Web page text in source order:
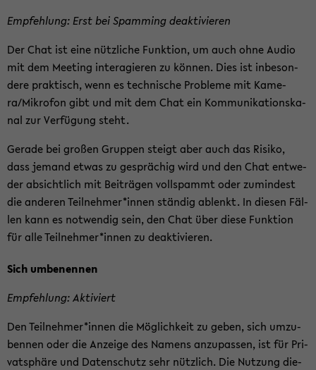
Emp­feh­lung: Erst bei Spamming de­ak­ti­vie­ren
Der Chat ist eine nütz­li­che Funk­ti­on, um auch ohne Audio
mit dem Mee­ting in­ter­agie­ren zu kön­nen. Dies ist in­be­son­
de­re prak­tisch, wenn es tech­ni­sche Pro­ble­me mit Ka­me­
ra/Mi­kro­fon gibt und mit dem Chat ein Kom­mu­ni­ka­ti­ons­ka­
nal zur Ver­fü­gung steht.
Ge­ra­de bei gro­ßen Grup­pen steigt aber auch das Ri­si­ko,
dass je­mand etwas zu ge­sprä­chig wird und den Chat ent­we­
der ab­sicht­lich mit Bei­trä­gen voll­spammt oder zu­min­dest
die an­de­ren Teil­neh­mer*innen stän­dig ab­lenkt. In die­sen Fäl­
len kann es not­wen­dig sein, den Chat über diese Funk­ti­on
für alle Teil­neh­mer*innen zu de­ak­ti­vie­ren.
Sich um­be­nen­nen
Emp­feh­lung: Ak­ti­viert
Den Teil­neh­mer*innen die Mög­lich­keit zu geben, sich um­zu­
ben­nen oder die An­zei­ge des Na­mens an­zu­pas­sen, ist für Pri­
vat­sphä­re und Da­ten­schutz sehr nütz­lich. Die Nut­zung die­